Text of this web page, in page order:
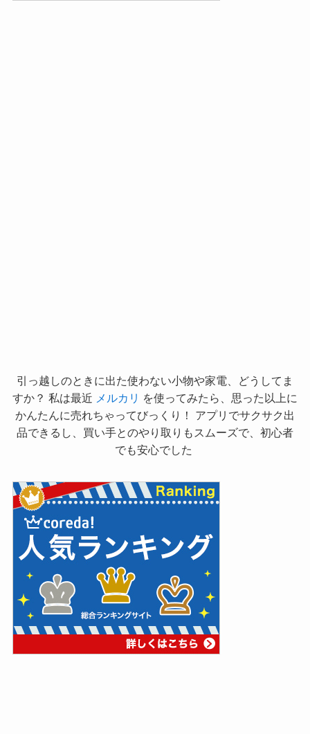
引っ越しのときに出た使わない小物や家電、どうしてま
すか？ 私は最近 メルカリ を使ってみたら、思った以上に
かんたんに売れちゃってびっくり！ アプリでサクサク出
品できるし、買い手とのやり取りもスムーズで、初心者
でも安心でした